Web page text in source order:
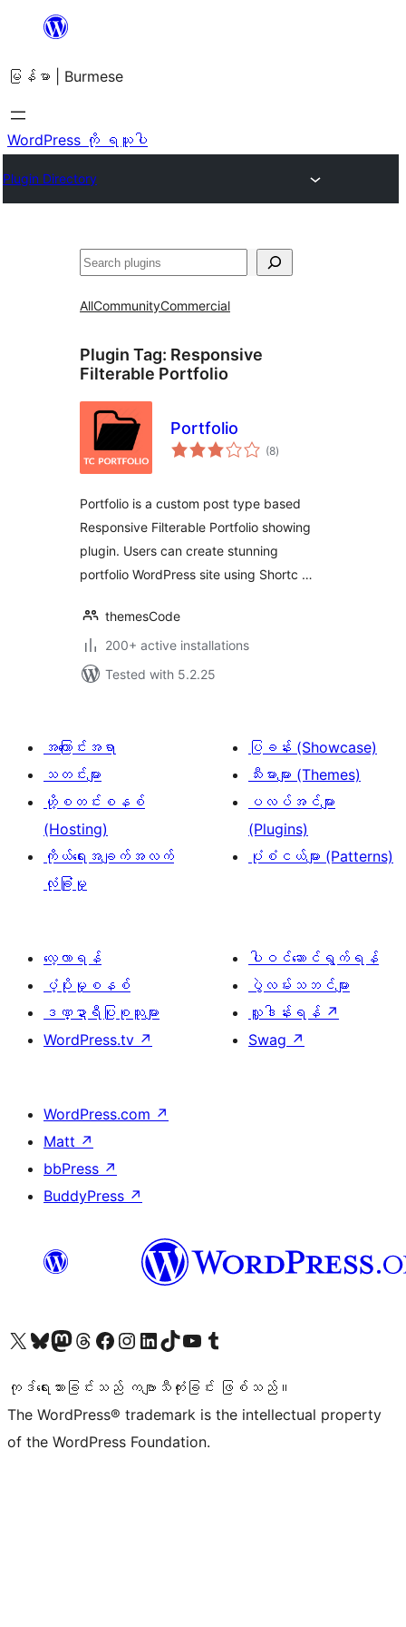
အကြောင်းအရာ
ကျော်သွား
ရန်
မြန်မာ | Burmese
WordPress ကို ရယူပါ
Plugin Directory
ရှာ
AllCommunityCommercial
Plugin Tag: Responsive
Filterable Portfolio
Portfolio
(8total
ratings
)
Portfolio is a custom post type based
Responsive Filterable Portfolio showing
plugin. Users can create stunning
portfolio WordPress site using Shortc …
themesCode
200+ active installations
Tested with 5.2.25
အကြောင်းအရာ
သတင်းများ
ဟို့စတင်းစနစ်
(Hosting)
ကိုယ်ရေးအချက်အလက်
လုံခြုံမှု
ပြခန်း (Showcase)
သီးမားများ (Themes)
ပလပ်အင်များ
(Plugins)
ပုံစံငယ်များ (Patterns)
လေ့လာရန်
ပံ့ပိုးမှုစနစ်
ဒဏ္ဍာရီပြုစုသူများ
WordPress.tv ↗
ပါဝင်ဆောင်ရွက်ရန်
ပွဲလမ်းသဘင်များ
လှူဒါန်းရန် ↗
Swag ↗
WordPress.com ↗
Matt ↗
bbPress ↗
BuddyPress ↗
ကျွန်ုပ်တို့၏ X (ယခင် Twitter) အကောင့်သို့ သွားရောက်ကြည့်ရှုပါကျွန်ုပ်တို့၏ Bluesky အကောင့်သို့ ဝင်ရောက်ကြည့်ရှုရန်
ကျွန်ုပ်တို့၏ Mastodon အကောင့်သို့ သွားရောက်ကြည့်ရှုပါကျွန်ုပ်တို့၏ Threads အကောင့်သို့ ဝင်ရောက်ကြည့်ရှုရန်
ကျွန်ုပ်တို့၏ Facebook စာမျက်နှာသို့ သွားရောက်ကြည့်ရှုပါကျွန်ုပ်တို့၏ Instagram အကောင့်သို့ သွားရောက်ကြည့်ရှုပါ ကျွန်ုပ်တို့၏ LinkedIn အကောင့်သို့ သွားရောက်ကြည့်ရှုပါကျွန်ုပ်တို့၏ TikTok အကောင့်သို့ ဝင်ရောက်ကြည့်ရှုရန်
ကျွန်ုပ်တို့၏ YouTube ချန်နယ်သို့ သွားရောက်ကြည့်ရှုပါ ကျွန်ုပ်တို့၏ Tumblr အကောင့်သို့ ဝင်ရောက်ကြည့်ရှုရန်
ကုဒ်ရေးသားခြင်းသည် ကဗျာသီကုံးခြင်း ဖြစ်သည်။
The WordPress® trademark is the intellectual property
of the WordPress Foundation.